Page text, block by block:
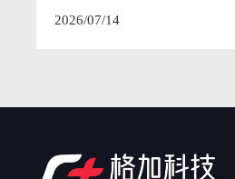
2026/07/14